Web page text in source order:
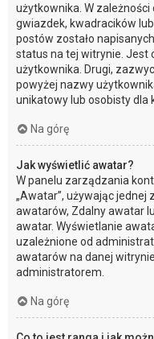
użytkownika. W
gwiazdek, kwadracików
postów zostało
status na tej witrynie. Jest
użytkownika. Drugi,
powyżej nazwy
unikatowy lub osobisty dla
Na górę
Jak wyświetlić awatar?
W panelu zarządzania
„Awatar”, używając jednej
awatarów, Zdalny awatar
awatar. Wyświetlanie
uzależnione od
awatarów na danej
administratorem.
Na górę